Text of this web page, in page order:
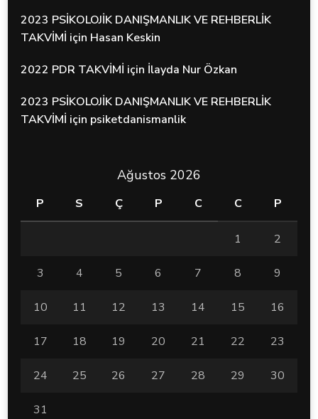
2023 PSİKOLOJİK DANIŞMANLIK VE REHBERLİK
TAKVİMİ için Hasan Keskin
2022 PDR TAKVİMİ için İlayda Nur Özkan
2023 PSİKOLOJİK DANIŞMANLIK VE REHBERLİK
TAKVİMİ için psiketdanismanlik
Ağustos 2026
P S Ç P C C P
1 2
3 4 5 6 7 8 9
10 11 12 13 14 15 16
17 18 19 20 21 22 23
24 25 26 27 28 29 30
31